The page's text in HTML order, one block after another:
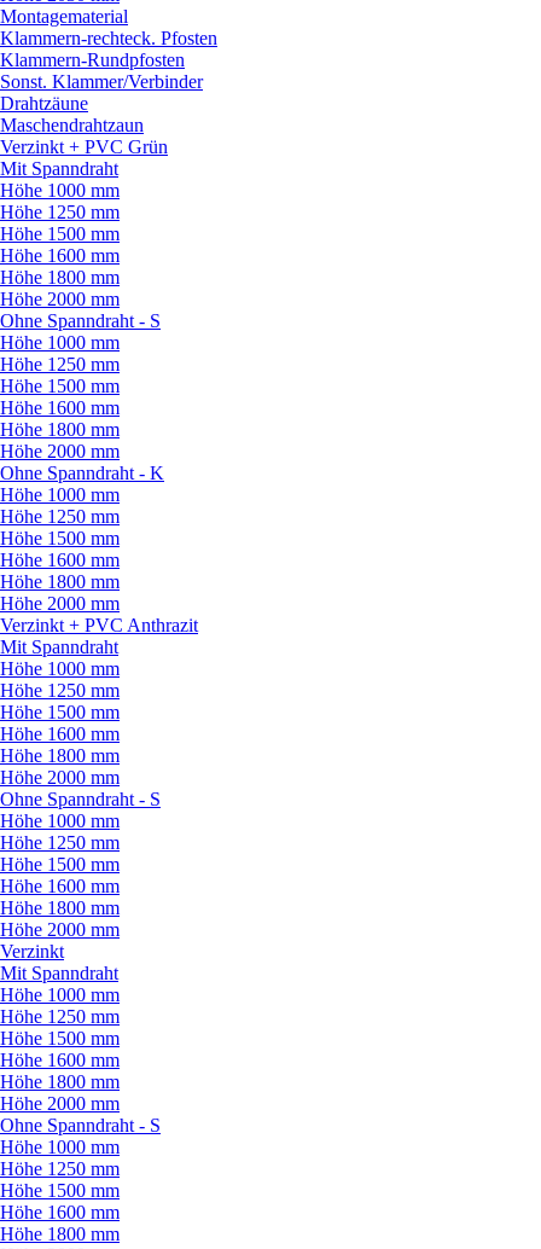
Montagematerial
Klammern-rechteck. Pfosten
Klammern-Rundpfosten
Sonst. Klammer/Verbinder
Drahtzäune
Maschendrahtzaun
Verzinkt + PVC Grün
Mit Spanndraht
Höhe 1000 mm
Höhe 1250 mm
Höhe 1500 mm
Höhe 1600 mm
Höhe 1800 mm
Höhe 2000 mm
Ohne Spanndraht - S
Höhe 1000 mm
Höhe 1250 mm
Höhe 1500 mm
Höhe 1600 mm
Höhe 1800 mm
Höhe 2000 mm
Ohne Spanndraht - K
Höhe 1000 mm
Höhe 1250 mm
Höhe 1500 mm
Höhe 1600 mm
Höhe 1800 mm
Höhe 2000 mm
Verzinkt + PVC Anthrazit
Mit Spanndraht
Höhe 1000 mm
Höhe 1250 mm
Höhe 1500 mm
Höhe 1600 mm
Höhe 1800 mm
Höhe 2000 mm
Ohne Spanndraht - S
Höhe 1000 mm
Höhe 1250 mm
Höhe 1500 mm
Höhe 1600 mm
Höhe 1800 mm
Höhe 2000 mm
Verzinkt
Mit Spanndraht
Höhe 1000 mm
Höhe 1250 mm
Höhe 1500 mm
Höhe 1600 mm
Höhe 1800 mm
Höhe 2000 mm
Ohne Spanndraht - S
Höhe 1000 mm
Höhe 1250 mm
Höhe 1500 mm
Höhe 1600 mm
Höhe 1800 mm